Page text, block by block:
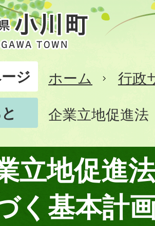
ジ ホーム
行政
企業立地促進
立地促進
く基本計